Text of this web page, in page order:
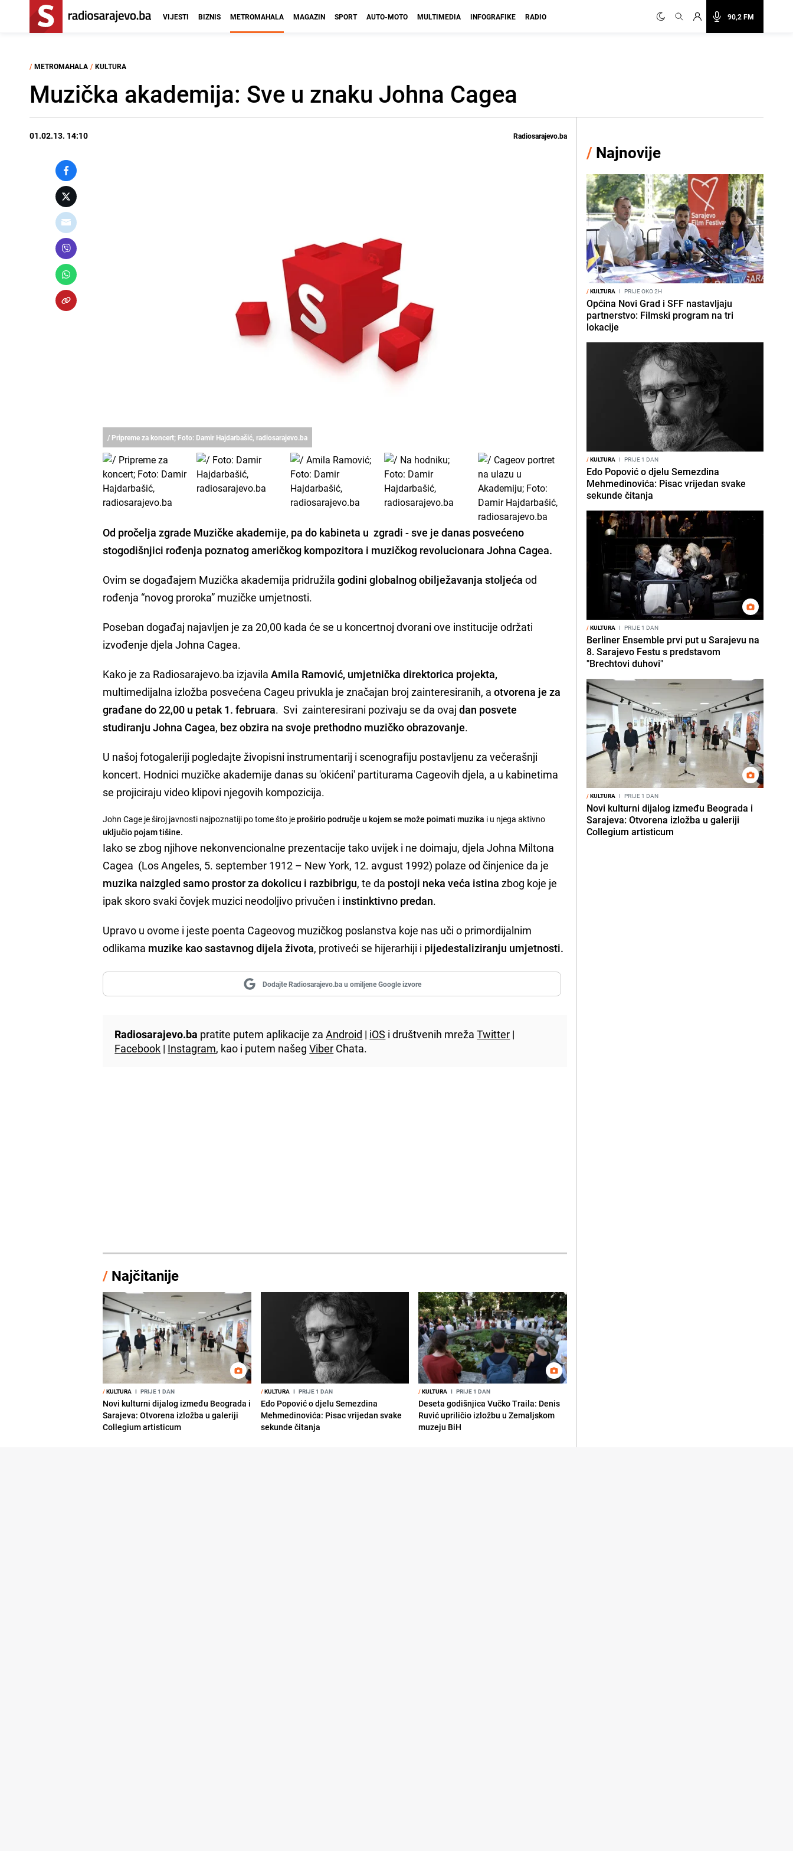
90,2 FM
VIJESTI BIZNIS METROMAHALA MAGAZIN SPORT AUTO-MOTO MULTIMEDIA INFOGRAFIKE RADIO
/ METROMAHALA / KULTURA
Muzička akademija: Sve u znaku Johna Cagea
01.02.13. 14:10 Radiosarajevo.ba
/ Pripreme za koncert; Foto: Damir Hajdarbašić, radiosarajevo.ba
Od pročelja zgrade Muzičke akademije, pa do kabineta u zgradi - sve je danas posvećeno
stogodišnjici rođenja poznatog američkog kompozitora i muzičkog revolucionara Johna Cagea.
Ovim se događajem Muzička akademija pridružilagodini globalnog obilježavanja stoljeća od
rođenja “novog proroka” muzičke umjetnosti.
Poseban događaj najavljen je za 20,00 kada će se u koncertnoj dvorani ove institucije održati
izvođenje djela Johna Cagea.
Kako je za Radiosarajevo.ba izjavilaAmila Ramović, umjetnička direktorica projekta,
multimedijalna izložba posvećena Cageu privukla je značajan broj zainteresiranih, a otvorena je za
građane do 22,00 u petak 1. februara. Svi zainteresirani pozivaju se da ovajdan posvete
studiranju Johna Cagea, bez obzira na svoje prethodno muzičko obrazovanje.
U našoj fotogaleriji pogledajte živopisni instrumentarij i scenografiju postavljenu za večerašnji
koncert. Hodnici muzičke akademije danas su 'okićeni' partiturama Cageovih djela, a u kabinetima
se projiciraju video klipovi njegovih kompozicija.
John Cage je široj javnosti najpoznatiji po tome što jeproširio područje u kojem se može poimati muzika i u njega aktivno
uključio pojam tišine.
Iako se zbog njihove nekonvencionalne prezentacije tako uvijek i ne doimaju, djela Johna Miltona
Cagea (Los Angeles, 5. september 1912 – New York, 12. avgust 1992) polaze od činjenice da je
muzika naizgled samo prostor za dokolicu i razbibrigu, te da postoji neka veća istinazbog koje je
ipak skoro svaki čovjek muzici neodoljivo privučen i instinktivno predan.
Upravo u ovome i jeste poenta Cageovog muzičkog poslanstva koje nas uči o primordijalnim
odlikama muzike kao sastavnog dijela života, protiveći se hijerarhiji i pijedestaliziranju umjetnosti.
Dodajte Radiosarajevo.ba u omiljene Google izvore
Radiosarajevo.ba pratite putem aplikacije zaAndroid | iOS i društvenih mrežaTwitter |
Facebook | Instagram, kao i putem našegViber Chata.
/ Najčitanije
/KULTURA I PRIJE 1 DAN
Novi kulturni dijalog između Beograda i
Sarajeva: Otvorena izložba u galeriji
Collegium artisticum
/KULTURA I PRIJE 1 DAN
Edo Popović o djelu Semezdina
Mehmedinovića: Pisac vrijedan svake
sekunde čitanja
/KULTURA I PRIJE 1 DAN
Deseta godišnjica Vučko Traila: Denis
Ruvić upriličio izložbu u Zemaljskom
muzeju BiH
/ Najnovije
/KULTURA I PRIJE OKO 2H
Općina Novi Grad i SFF nastavljaju
partnerstvo: Filmski program na tri
lokacije
/KULTURA I PRIJE 1 DAN
Edo Popović o djelu Semezdina
Mehmedinovića: Pisac vrijedan svake
sekunde čitanja
/KULTURA I PRIJE 1 DAN
Berliner Ensemble prvi put u Sarajevu na
8. Sarajevo Festu s predstavom
"Brechtovi duhovi"
/KULTURA I PRIJE 1 DAN
Novi kulturni dijalog između Beograda i
Sarajeva: Otvorena izložba u galeriji
Collegium artisticum